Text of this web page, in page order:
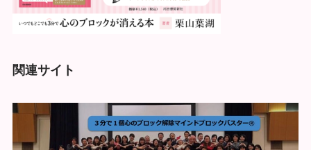
関連サイト